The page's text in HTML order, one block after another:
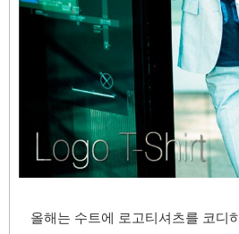
올해는 수트에 로고티셔츠를 코디